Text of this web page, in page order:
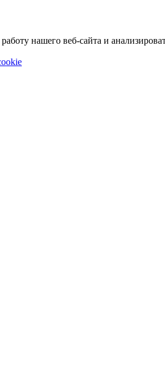
нашего веб-сайта и